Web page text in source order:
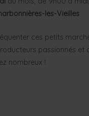
les-Vieilles
ces petits
passionnés et
nombreux !